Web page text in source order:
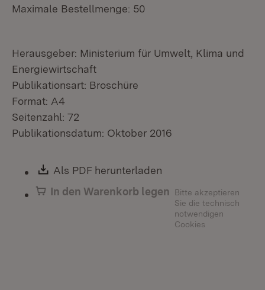
Maximale Bestellmenge: 50
Herausgeber: Ministerium für Umwelt, Klima und
Energiewirtschaft
Publikationsart: Broschüre
Format: A4
Seitenzahl: 72
Publikationsdatum: Oktober 2016
Download:
Als PDF herunterladen
In den Warenkorb legen
Bitte akzeptieren
Sie die technisch
notwendigen
Cookies